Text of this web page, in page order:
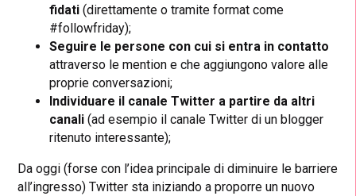
fidati (direttamente o tramite format come
#followfriday);
Seguire le persone con cui si entra in contatto
attraverso le mention e che aggiungono valore alle
proprie conversazioni;
Individuare il canale Twitter a partire da altri
canali (ad esempio il canale Twitter di un blogger
ritenuto interessante);
Da oggi (forse con l’idea principale di diminuire le barriere
all’ingresso) Twitter sta iniziando a proporre un nuovo